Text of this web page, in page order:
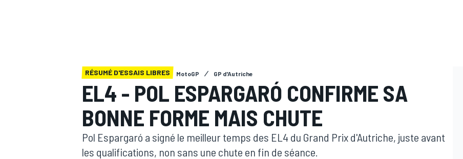
MOTOGP
RÉSUMÉ D'ESSAIS LIBRES MotoGP GP d'Autriche
EL4 - POL ESPARGARÓ CONFIRME SA
BONNE FORME MAIS CHUTE
Pol Espargaró a signé le meilleur temps des EL4 du Grand Prix d'Autriche, juste avant
les qualifications, non sans une chute en fin de séance.